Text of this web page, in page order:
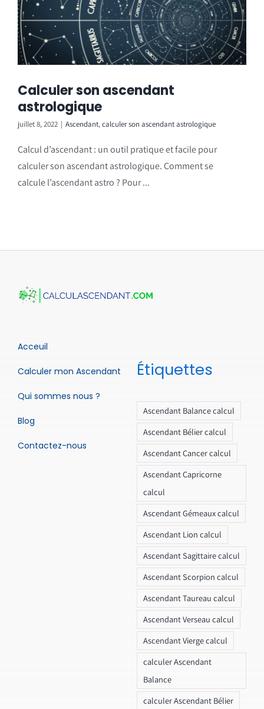
Calculer son ascendant
astrologique
juillet 8, 2022 | Ascendant,calculer son ascendant astrologique
Calcul d’ascendant : un outil pratique et facile pour
calculer son ascendant astrologique. Comment se
calcule l’ascendant astro ? Pour ...
Acceuil
Calculer mon Ascendant
Qui sommes nous ?
Blog
Contactez-nous
Étiquettes
Ascendant Balance calcul
Ascendant Bélier calcul
Ascendant Cancer calcul
Ascendant Capricorne
calcul
Ascendant Gémeaux calcul
Ascendant Lion calcul
Ascendant Sagittaire calcul
Ascendant Scorpion calcul
Ascendant Taureau calcul
Ascendant Verseau calcul
Ascendant Vierge calcul
calculer Ascendant
Balance
calculer Ascendant Bélier